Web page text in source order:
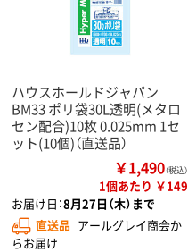
ハウスホールドジャパン
BM33 ポリ袋30L透明(メタロ
セン配合)10枚 0.025mm 1セ
ット(10個)（直送品）
￥1,490（税込）
1個あたり ￥149
お届け日：8月27日（木）まで
直送品 アールグレイ商会か
らお届け